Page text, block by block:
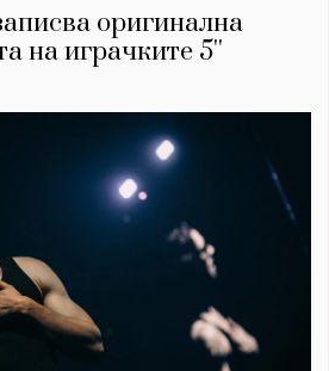
оригинална
на играчките 5''